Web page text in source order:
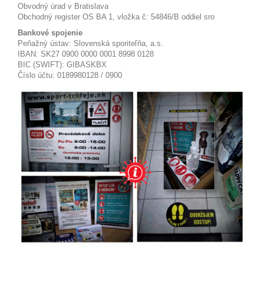
Obvodný úrad v Bratislava
Obchodný register OS BA 1, vložka č: 54846/B oddiel sro
Bankové spojenie
Peňažný ústav: Slovenská sporiteľňa, a.s.
IBAN: SK27 0900 0000 0001 8998 0128
BIC (SWIFT): GIBASKBX
Číslo účtu: 0189980128 / 0900